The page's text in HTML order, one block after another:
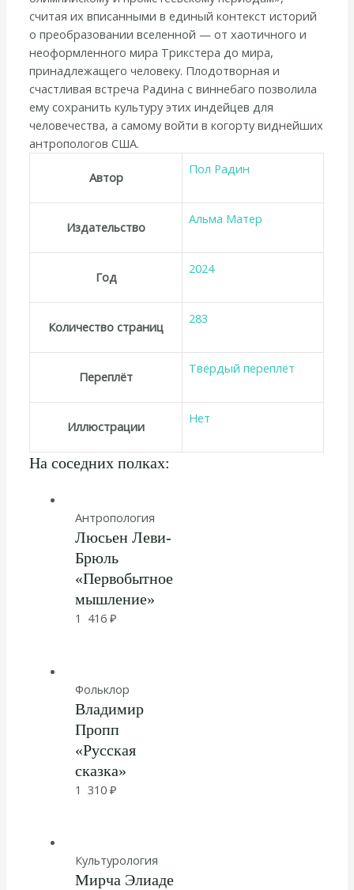
считая их вписанными в единый контекст историй
о преобразовании вселенной — от хаотичного и
неоформленного мира Трикстера до мира,
принадлежащего человеку. Плодотворная и
счастливая встреча Радина с виннебаго позволила
ему сохранить культуру этих индейцев для
человечества, а самому войти в когорту виднейших
антропологов США.
Автор
Пол Радин
Издательство
Альма Матер
Год
2024
Количество страниц
283
Переплёт
Твёрдый переплёт
Иллюстрации
Нет
На соседних полках:
Антропология
Люсьен Леви-
Брюль
«Первобытное
мышление»
1 416₽
Фольклор
Владимир
Пропп
«Русская
сказка»
1 310₽
Культурология
Мирча Элиаде